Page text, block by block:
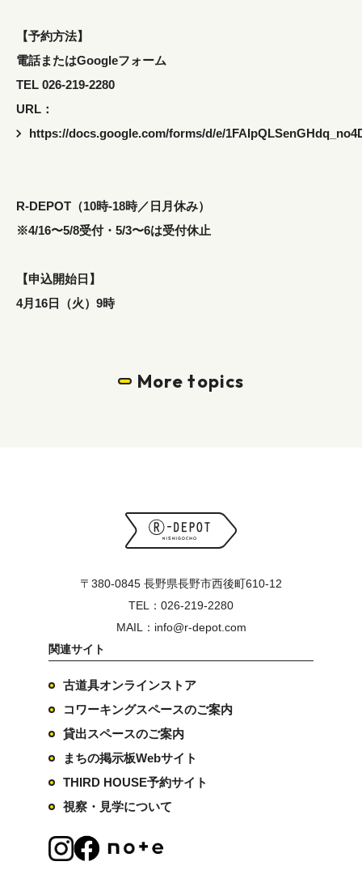
【予約方法】
電話またはGoogleフォーム
TEL 026-219-2280
URL：
https://docs.google.com/forms/d/e/
R-DEPOT（10時-18時／日月休み）
※4/16〜5/8受付・5/3〜6は受付休止
【申込開始日】
4月16日（火）9時
More topics
〒380-0845 長野県長野市西後町610-12
TEL：026-219-2280
MAIL：info@r-depot.com
関連サイト
古道具オンラインストア
コワーキングスペースのご案内
貸出スペースのご案内
まちの掲示板Webサイト
THIRD HOUSE予約サイト
視察・見学について